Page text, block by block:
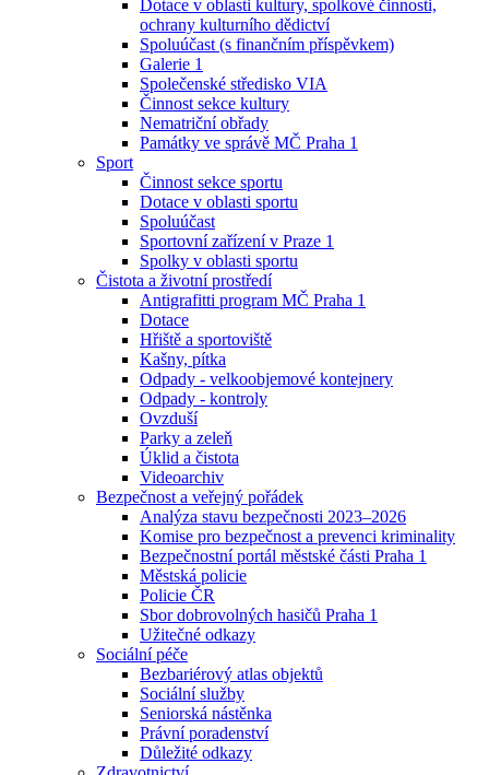
Dotace v oblasti kultury, spolkové činnosti,
ochrany kulturního dědictví
Spoluúčast (s finančním příspěvkem)
Galerie 1
Společenské středisko VIA
Činnost sekce kultury
Nematriční obřady
Památky ve správě MČ Praha 1
Sport
Činnost sekce sportu
Dotace v oblasti sportu
Spoluúčast
Sportovní zařízení v Praze 1
Spolky v oblasti sportu
Čistota a životní prostředí
Antigrafitti program MČ Praha 1
Dotace
Hřiště a sportoviště
Kašny, pítka
Odpady - velkoobjemové kontejnery
Odpady - kontroly
Ovzduší
Parky a zeleň
Úklid a čistota
Videoarchiv
Bezpečnost a veřejný pořádek
Analýza stavu bezpečnosti 2023–2026
Komise pro bezpečnost a prevenci kriminality
Bezpečnostní portál městské části Praha 1
Městská policie
Policie ČR
Sbor dobrovolných hasičů Praha 1
Užitečné odkazy
Sociální péče
Bezbariérový atlas objektů
Sociální služby
Seniorská nástěnka
Právní poradenství
Důležité odkazy